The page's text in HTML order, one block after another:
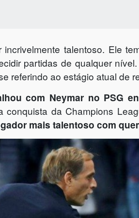
talentoso. Ele
partidas de qualquer
referindo ao estágio atual de
com Neymar no PSG
conquista da Champions
mais talentoso com